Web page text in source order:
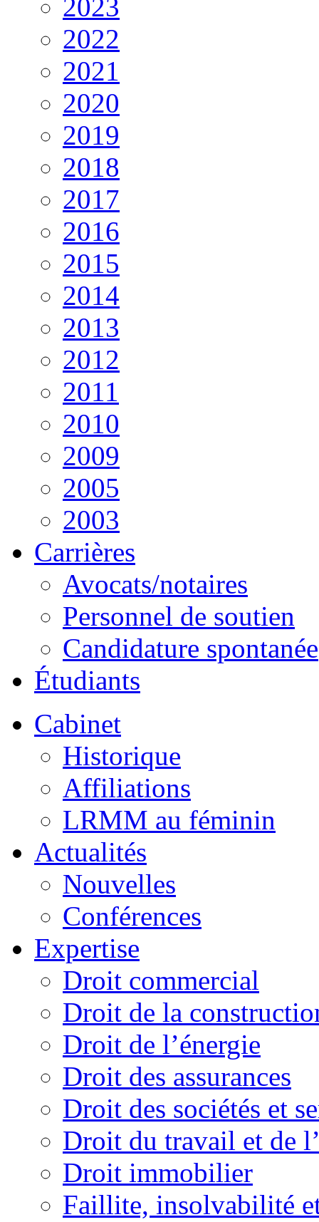
2023
2022
2021
2020
2019
2018
2017
2016
2015
2014
2013
2012
2011
2010
2009
2005
2003
Carrières
Avocats/notaires
Personnel de soutien
Candidature spontanée
Étudiants
Cabinet
Historique
Affiliations
LRMM au féminin
Actualités
Nouvelles
Conférences
Expertise
Droit commercial
Droit de la
Droit de l’énergie
Droit des assurances
Droit des sociétés et
Droit du travail et de
Droit immobilier
Faillite, insolvabilité